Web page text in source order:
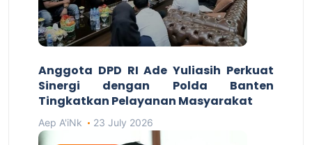
Anggota DPD RI Ade Yuliasih Perkuat
Sinergi dengan Polda Banten
Tingkatkan Pelayanan Masyarakat
Aep A'iNk 23 July 2026